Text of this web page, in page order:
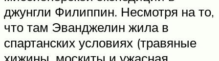
джунгли Филиппин. Несмотря на то,
что там Эванджелин жила в
спартанских условиях (травяные